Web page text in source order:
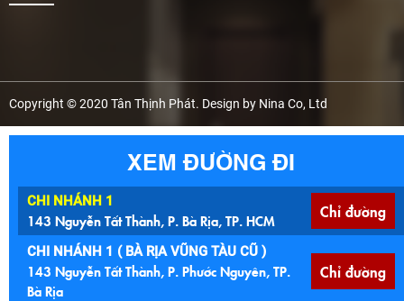
Copyright © 2020 Tân Thịnh Phát. Design by Nina Co, Ltd
XEM ĐƯỜNG ĐI
CHI NHÁNH 1
143 Nguyễn Tất Thành, P. Bà Rịa, TP. HCM Chỉ đường
CHI NHÁNH 1 ( BÀ RỊA VŨNG TÀU CŨ )
143 Nguyễn Tất Thành, P. Phước Nguyên, TP.
Bà Rịa
Chỉ đường